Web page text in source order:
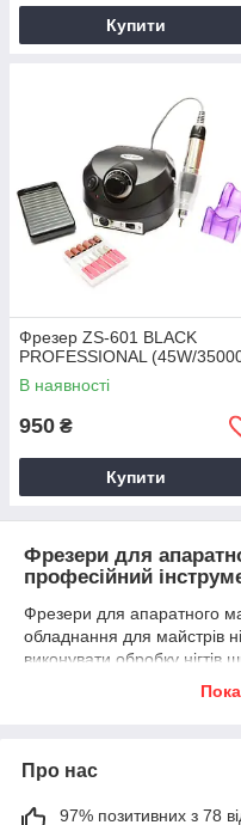
Купити
Фрезер ZS-601 BLACK
PROFESSIONAL (45W/
В наявності
950 ₴
Купити
Фрезери для
професійний
Фрезери для апаратного
обладнання для майстрів
виконувати обробку нігтів
Завдяки використанню
Фрезер використовується
Про нас
97% позитивних з 78